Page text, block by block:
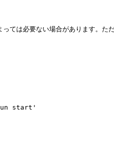
っては必要ない場合がありま
start'